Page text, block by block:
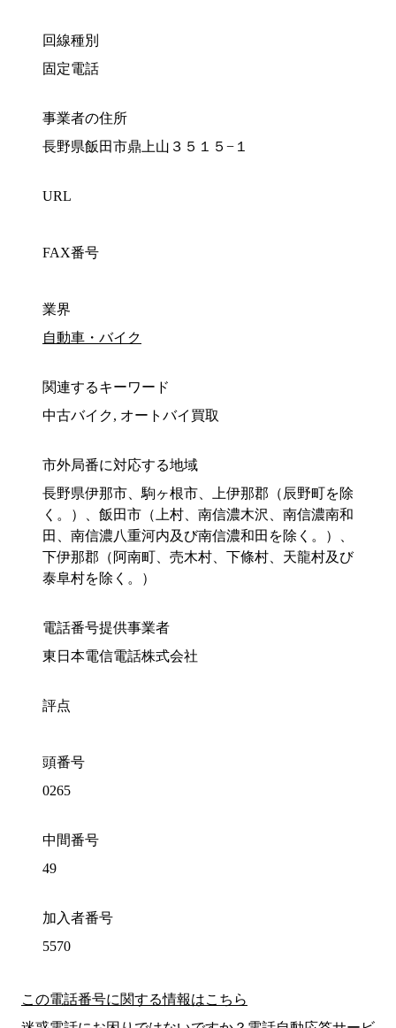
回線種別
固定電話
事業者の住所
長野県飯田市鼎上山３５１５−１
URL
FAX番号
業界
自動車・バイク
関連するキーワード
中古バイク, オートバイ買取
市外局番に対応する地域
長野県伊那市、駒ヶ根市、上伊那郡（辰野町を除
く。）、飯田市（上村、南信濃木沢、南信濃南和
田、南信濃八重河内及び南信濃和田を除く。）、
下伊那郡（阿南町、売木村、下條村、天龍村及び
泰阜村を除く。）
電話番号提供事業者
東日本電信電話株式会社
評点
頭番号
0265
中間番号
49
加入者番号
5570
この電話番号に関する情報はこちら